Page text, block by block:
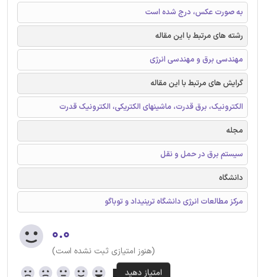
به صورت عکس، درج شده است
رشته های مرتبط با این مقاله
مهندسی برق و مهندسی انرژی
گرایش های مرتبط با این مقاله
الکترونیک، برق قدرت، ماشینهای الکتریکی، الکترونیک قدرت
مجله
سیستم برق در حمل و نقل
دانشگاه
مرکز مطالعات انرژی دانشگاه ترینیداد و توباگو
۰.۰
(هنوز امتیازی ثبت نشده است)